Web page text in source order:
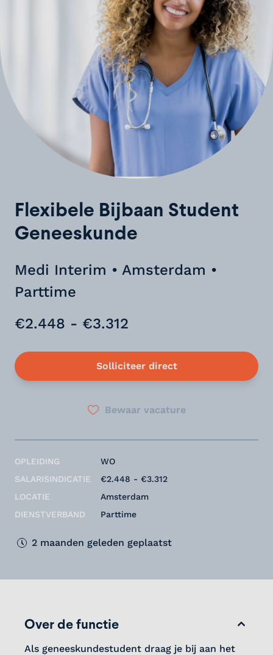
Flexibele Bijbaan Student
Geneeskunde
Medi Interim • Amsterdam •
Parttime
€2.448 - €3.312
Solliciteer direct
Bewaar vacature
OPLEIDING
SALARISINDICATIE
LOCATIE
DIENSTVERBAND
WO
€2.448 - €3.312
Amsterdam
Parttime
2 maanden geleden geplaatst
Over de functie
Als geneeskundestudent draag je bij aan het